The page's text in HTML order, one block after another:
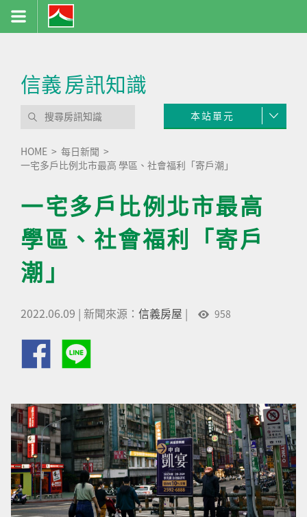
信義房訊知識
本站單元
HOME
每日新聞
一宅多戶比例北市最高 學區、社會福利「寄戶潮」
一宅多戶比例北市最高
學區、社會福利「寄戶
潮」
2022.06.09 | 新聞來源： 信義房屋 | 958